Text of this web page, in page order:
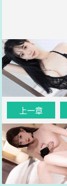
上一章